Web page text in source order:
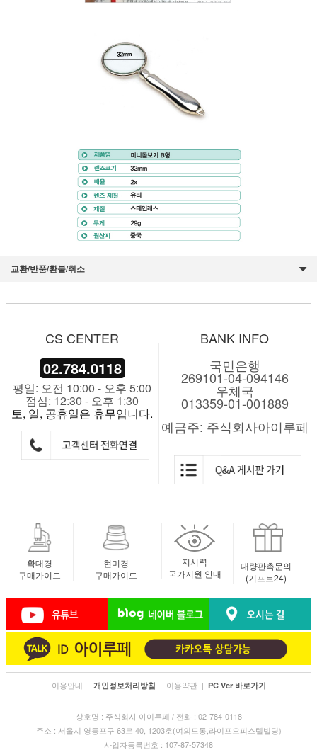
교환/반품/환불/취소
CS CENTER
02.784.0118
평일: 오전 10:00 - 오후 5:00
점심: 12:30 - 오후 1:30
토, 일, 공휴일은 휴무입니다.
BANK INFO
국민은행
269101-04-094146
우체국
013359-01-001889
예금주: 주식회사아이루페
확대경
구매가이드
현미경
구매가이드
저시력
국가지원 안내
대량판촉문의
(기프트24)
이용안내 | 개인정보처리방침 | 이용약관 | PC Ver 바로가기
상호명 : 주식회사 아이루페 / 전화 : 02-784-0118
주소 : 서울시 영등포구 63로 40, 1203호(여의도동,라이프오피스텔빌딩)
사업자등록번호 : 107-87-57348